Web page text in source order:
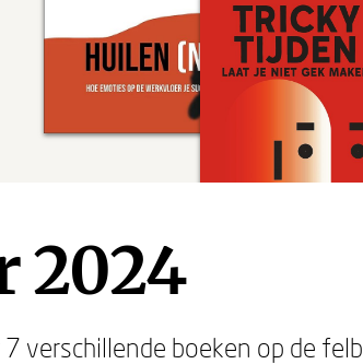
2024
verschillende boeken op de